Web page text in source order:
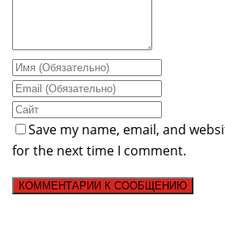
Save my name, email, and
for the next time I comment.